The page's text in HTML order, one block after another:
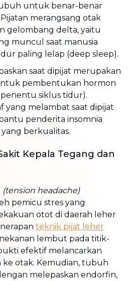
untuk benar-benar
merangsang otak
gelombang delta, yaitu
muncul saat manusia
paling lelap (deep sleep).
saat dipijat merupakan
pembentukan hormon
siklus tidur).
yang melambat saat dipijat
penderita insomnia
berkualitas.
Kepala Tegang dan
(tension headache)
pemicu stres yang
otot di daerah leher
teknik pijat leher
lembut pada titik-
efektif melancarkan
ke otak. Kemudian, tubuh
melepaskan endorfin,